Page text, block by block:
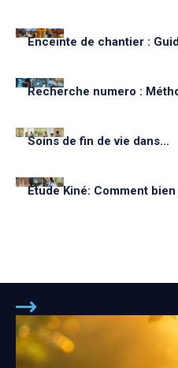
Enceinte de chantier :
Recherche numero :
Soins de fin de vie dans...
Étude Kiné: Comment